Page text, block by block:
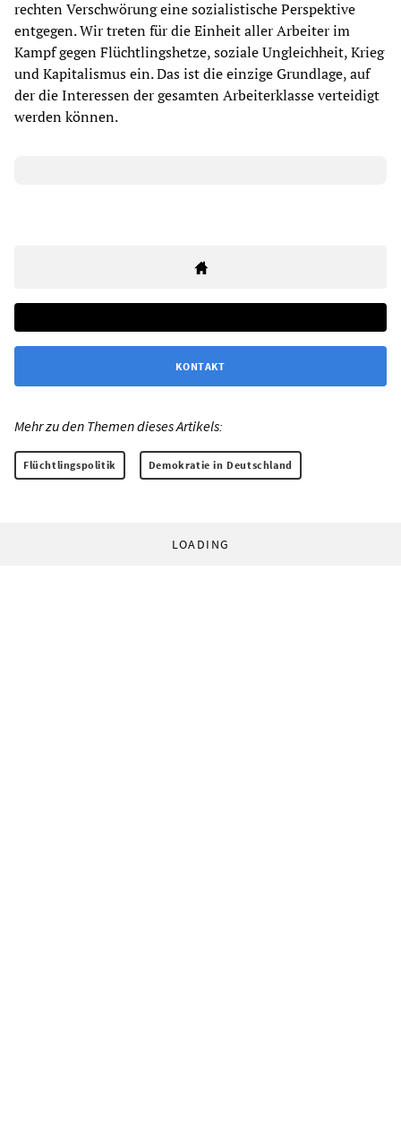
rechten Verschwörung eine sozialistische Perspektive
entgegen. Wir treten für die Einheit aller Arbeiter im
Kampf gegen Flüchtlingshetze, soziale Ungleichheit, Krieg
und Kapitalismus ein. Das ist die einzige Grundlage, auf
der die Interessen der gesamten Arbeiterklasse verteidigt
werden können.
KONTAKT
Mehr zu den Themen dieses Artikels:
Flüchtlingspolitik Demokratie in Deutschland
LOADING